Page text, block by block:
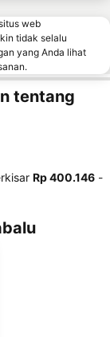
web
tidak selalu
yang Anda lihat
tentang
‎Rp 400.146 -